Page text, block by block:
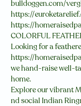
bulldoggen.com/
https://
https://
COLORFUL
Looking for a
https://
we hand-raise well-
home.
Explore our vibrant
nd social Indian